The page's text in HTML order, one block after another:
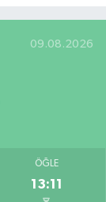
09.08.2026
ÖĞLE
13:11